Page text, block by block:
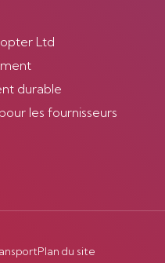
Ltd
durable
les fournisseurs
Plan du site